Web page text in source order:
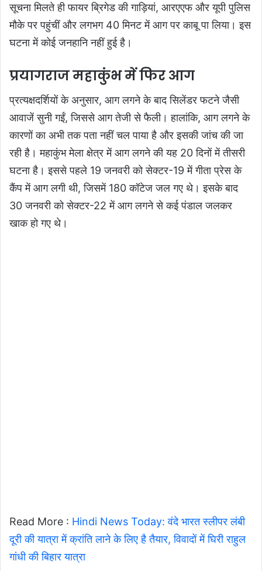
सूचना मिलते ही फायर ब्रिगेड की गाड़ियां, आरएएफ और यूपी पुलिस
मौके पर पहुंचीं और लगभग 40 मिनट में आग पर काबू पा लिया। इस
घटना में कोई जनहानि नहीं हुई है।
प्रयागराज महाकुंभ में फिर आग
प्रत्यक्षदर्शियों के अनुसार, आग लगने के बाद सिलेंडर फटने जैसी
आवाजें सुनी गईं, जिससे आग तेजी से फैली। हालांकि, आग लगने के
कारणों का अभी तक पता नहीं चल पाया है और इसकी जांच की जा
रही है। महाकुंभ मेला क्षेत्र में आग लगने की यह 20 दिनों में तीसरी
घटना है। इससे पहले 19 जनवरी को सेक्टर-19 में गीता प्रेस के
कैंप में आग लगी थी, जिसमें 180 कॉटेज जल गए थे। इसके बाद
30 जनवरी को सेक्टर-22 में आग लगने से कई पंडाल जलकर
खाक हो गए थे।
Read More : Hindi News Today: वंदे भारत स्लीपर लंबी
दूरी की यात्रा में क्रांति लाने के लिए है तैयार, विवादों में घिरी राहुल
गांधी की बिहार यात्रा